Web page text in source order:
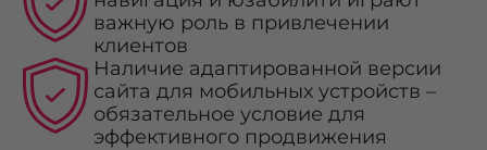
важную роль в привлечении
клиентов
Наличие адаптированной версии
сайта для мобильных устройств –
обязательное условие для
эффективного продвижения